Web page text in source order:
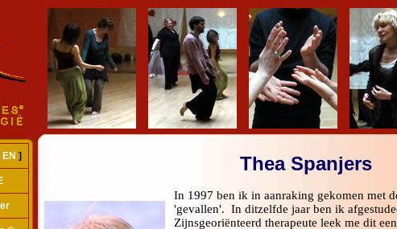
EN ] Thea Spanjers